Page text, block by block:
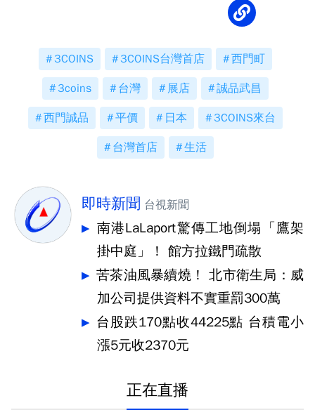
3COINS 3COINS台灣首店 西門町
3coins 台灣 展店 誠品武昌
西門誠品 平價 日本 3COINS來台
台灣首店 生活
即時新聞 台視新聞
南港LaLaport驚傳工地倒塌「鷹架
掛中庭」！ 館方拉鐵門疏散
苦茶油風暴續燒！ 北市衛生局：威
加公司提供資料不實重罰300萬
台股跌170點收44225點 台積電小
漲5元收2370元
正在直播